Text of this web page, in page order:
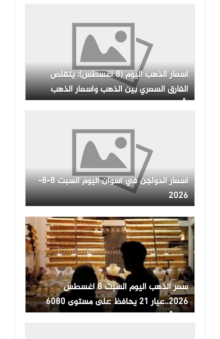
أسعار الذهب اليوم (8 أغسطس): يتقلص
الفارق السعري بين الذهب وأسعار الذهب
الأخرى.
أسعار الدواجن في أسوان اليوم السبت 8-8-
2026
سعر الذهب اليوم السبت 8 أغسطس
2026..عيار 21 يحافظ على مستوى 6080
جنيهًا